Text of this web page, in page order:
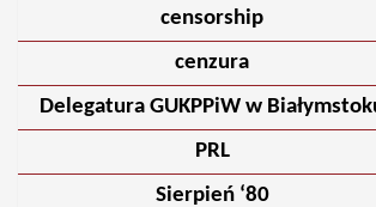
censorship
cenzura
Delegatura GUKPPiW w
PRL
Sierpień ‘80